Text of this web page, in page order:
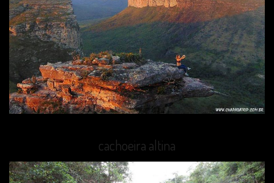
cachoeira altina